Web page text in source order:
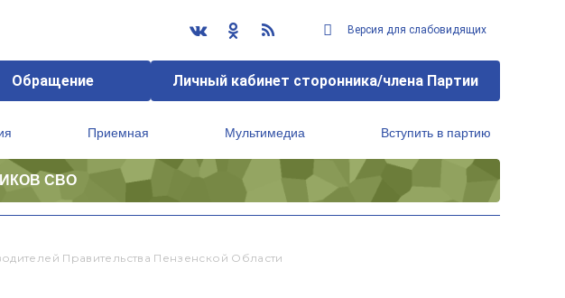
Версия для слабовидящих
Обращение Личный кабинет сторонника/члена Партии
Приемная Мультимедиа Вступить в партию
СВО
Правительства Пензенской Области